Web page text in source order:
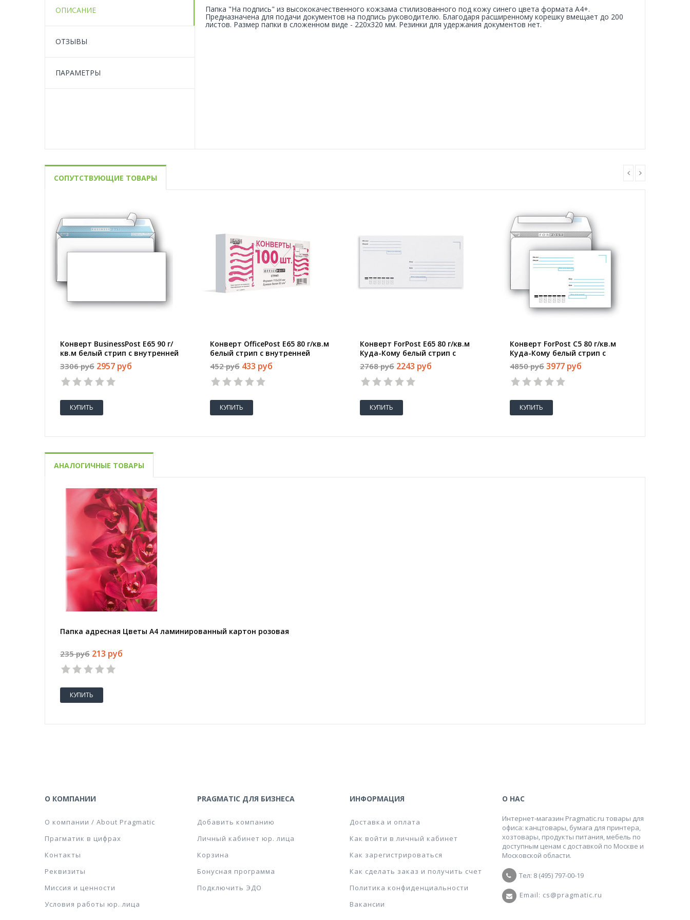
ОПИСАНИЕ
ОТЗЫВЫ
ПАРАМЕТРЫ
Папка "На подпись" из высококачественного кожзама стилизованного под кожу синего цвета формата А4+.
Предназначена для подачи документов на подпись руководителю. Благодаря расширенному корешку вмещает до 200
листов. Размер папки в сложенном виде - 220x320 мм. Резинки для удержания документов нет.
СОПУТСТВУЮЩИЕ ТОВАРЫ
Конверт BusinessPost E65 90 г/
кв.м белый стрип с внутренней
запечаткой (1000 штук в
упаковке)
3306 руб 2957 руб
КУПИТЬ
Конверт OfficePost E65 80 г/кв.м
белый стрип с внутренней
запечаткой (100 штук в
упаковке)
452 руб 433 руб
КУПИТЬ
Конверт ForPost Е65 80 г/кв.м
Куда-Кому белый стрип с
внутренней запечаткой (1000
штук в упаковке)
2768 руб 2243 руб
КУПИТЬ
Конверт ForPost С5 80 г/кв.м
Куда-Кому белый стрип с
внутренней запечаткой (1000
штук в упаковке)
4850 руб 3977 руб
КУПИТЬ
АНАЛОГИЧНЫЕ ТОВАРЫ
Папка адресная Цветы А4 ламинированный картон розовая
235 руб 213 руб
КУПИТЬ
О КОМПАНИИ
О компании / About Pragmatic
Прагматик в цифрах
Контакты
Реквизиты
Миссия и ценности
Условия работы юр. лица
PRAGMATIC ДЛЯ БИЗНЕСА
Добавить компанию
Личный кабинет юр. лица
Корзина
Бонусная программа
Подключить ЭДО
ИНФОРМАЦИЯ
Доставка и оплата
Как войти в личный кабинет
Как зарегистрироваться
Как сделать заказ и получить счет
Политика конфиденциальности
Вакансии
О НАС
Интернет-магазин Pragmatic.ru товары для
офиса: канцтовары, бумага для принтера,
хозтовары, продукты питания, мебель по
доступным ценам с доставкой по Москве и
Московской области.
Тел: 8 (495) 797-00-19
Email: cs@pragmatic.ru